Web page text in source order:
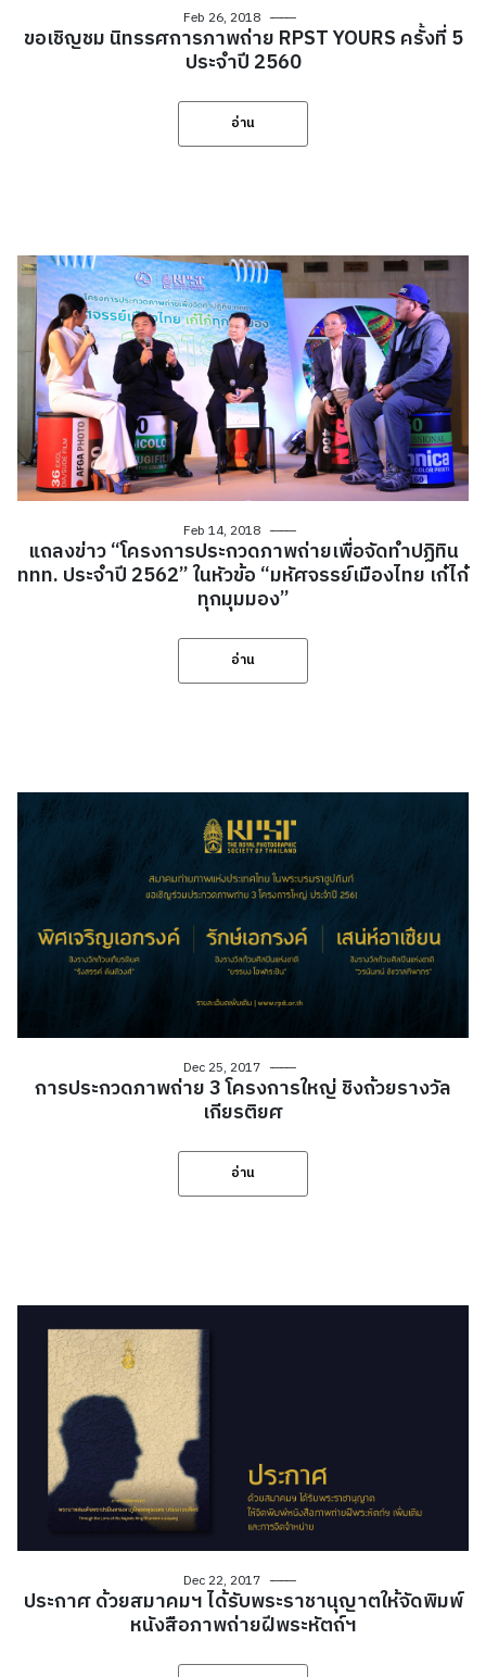
Feb 26, 2018
ขอเชิญชม นิทรรศการภาพถ่าย RPST YOURS ครั้งที่ 5
ประจำปี 2560
อ่าน
Feb 14, 2018
แถลงข่าว “โครงการประกวดภาพถ่ายเพื่อจัดทำปฏิทิน
ททท. ประจำปี 2562” ในหัวข้อ “มหัศจรรย์เมืองไทย เก๋ไก๋
ทุกมุมมอง”
อ่าน
Dec 25, 2017
การประกวดภาพถ่าย 3 โครงการใหญ่ ชิงถ้วยรางวัล
เกียรติยศ
อ่าน
Dec 22, 2017
ประกาศ ด้วยสมาคมฯ ได้รับพระราชานุญาตให้จัดพิมพ์
หนังสือภาพถ่ายฝีพระหัตถ์ฯ